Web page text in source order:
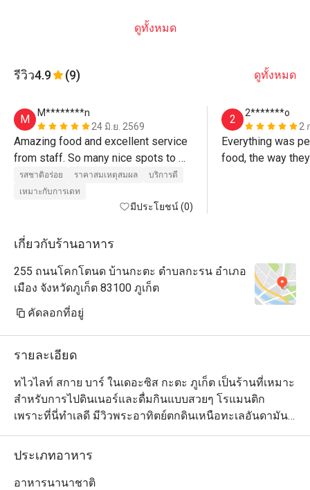
ดูทั้งหมด
รีวิว4.9 (9) ดูทั้งหมด
M
M********n
24 มิ.ย. 2569
Amazing food and excellent service
from staff. So many nice spots to
take photos as well.
รสชาติอร่อย ราคาสมเหตุสมผล
บริการดี
เหมาะกับการเดท
มีประโยชน์ (0)
2
2*******o
2
Everything was
food, the way
เกี่ยวกับร้านอาหาร
255 ถนนโคกโตนด บ้านกะตะ ตำบลกะรน อำเภอ
เมือง จังหวัดภูเก็ต 83100 ภูเก็ต
คัดลอกที่อยู่
รายละเอียด
ทไวไลท์ สกาย บาร์ ในเดอะซิส กะตะ ภูเก็ต เป็นร้านที่เหมาะ
สำหรับการไปดินเนอร์และดื่มกินแบบสวยๆ โรแมนติก
เพราะที่นี่ทำเลดี มีวิวพระอาทิตย์ตกดินเหนือทะเลอันดามัน
แบบไม่มีอะไรมาบดบังให้ดูเพลินตาระหว่างรับประทาน
อาหารหรือดื่มด่ำกับค็อกเทล สำหรับเมนูนั้น ทไวไลท์ สกาย
วัตถุดิบและเทคนิคการทำอาหารแบบฟิวชั่นมาผสมผสานกับ
ประเภทอาหาร
อาหารนานาชาติ